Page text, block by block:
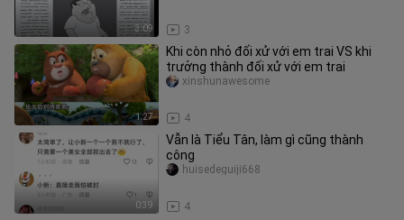
3:09 3
1:27
Khi còn nhỏ đối xử với em trai VS khi
trưởng thành đối xử với em trai
4
xinshunawesome
0:39
Vẫn là Tiểu Tân, làm gì cũng thành
công
4
huisedeguiji668